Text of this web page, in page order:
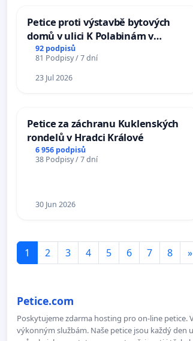
Petice proti výstavbě bytových
domů v ulici K Polabinám v
Pardubicích
92 podpisů
81 Podpisy / 7 dní
23 Jul 2026
Petice za záchranu Kuklenských
rondelů v Hradci Králové
6 956 podpisů
38 Podpisy / 7 dní
30 Jun 2026
1 2 3 4 5 6 7 8 »
Petice.com
Poskytujeme zdarma hosting pro on-line
výkonným službám. Naše petice jsou každý den